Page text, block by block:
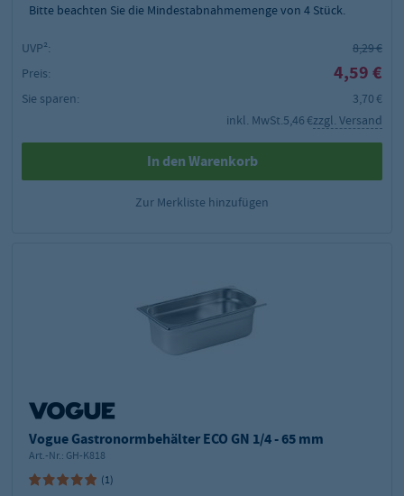
Bitte beachten Sie die Mindestabnahmemenge von 4 Stück.
UVP²:
8,29 €
Preis:
4,59 €
Sie sparen:
3,70 €
inkl. MwSt.5,46 €zzgl. Versand
In den Warenkorb
Zur Merkliste hinzufügen
Vogue Gastronormbehälter ECO GN 1/4 - 65 mm
Art.-Nr.: GH-K818
(1)